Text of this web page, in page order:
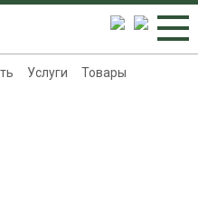
Услуги Товары